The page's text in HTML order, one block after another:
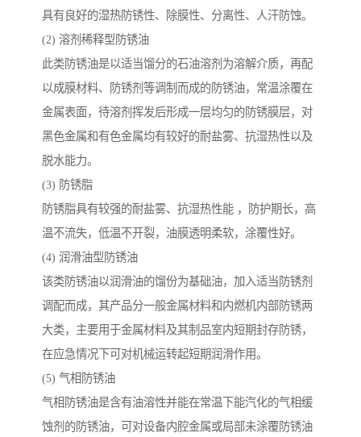
具有良好的湿热防锈性、除膜性、分离性、人汗防蚀。
(2) 溶剂稀释型防锈油
此类防锈油是以适当馏分的石油溶剂为溶解介质，再配
以成膜材料、防锈剂等调制而成的防锈油，常温涂覆在
金属表面，待溶剂挥发后形成一层均匀的防锈膜层，对
黑色金属和有色金属均有较好的耐盐雾、抗湿热性以及
脱水能力。
(3) 防锈脂
防锈脂具有较强的耐盐雾、抗湿热性能 ，防护期长，高
温不流失，低温不开裂，油膜透明柔软，涂覆性好。
(4) 润滑油型防锈油
该类防锈油以润滑油的馏份为基础油，加入适当防锈剂
调配而成，其产品分一般金属材料和内燃机内部防锈两
大类，主要用于金属材料及其制品室内短期封存防锈，
在应急情况下可对机械运转起短期润滑作用。
(5) 气相防锈油
气相防锈油是含有油溶性并能在常温下能汽化的气相缓
蚀剂的防锈油，可对设备内腔金属或局部未涂覆防锈油